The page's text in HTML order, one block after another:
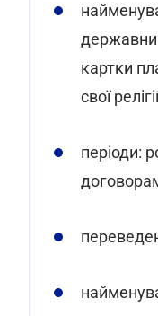
картки
свої
періоди: